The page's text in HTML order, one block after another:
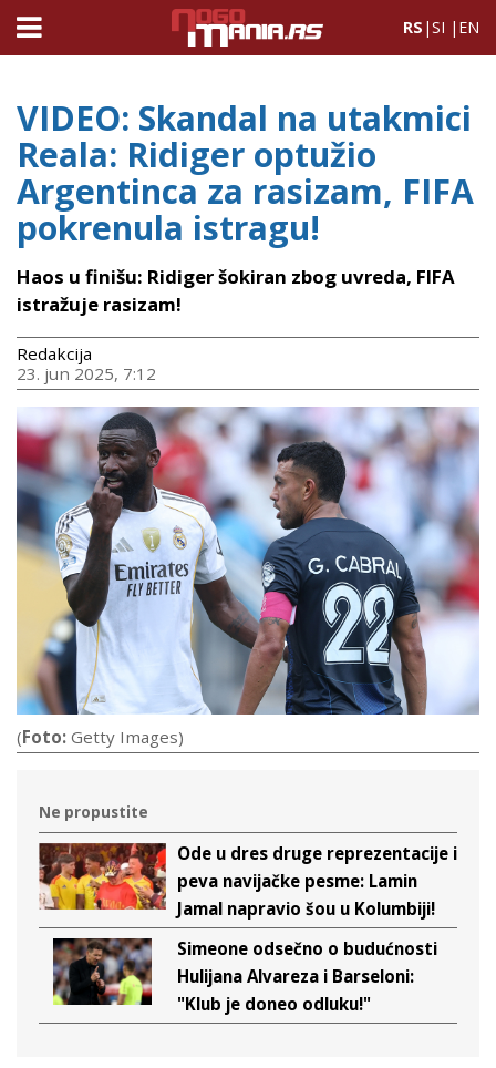
RS |SI | EN
VIDEO: Skandal na utakmici
Reala: Ridiger optužio
Argentinca za rasizam, FIFA
pokrenula istragu!
Haos u finišu: Ridiger šokiran zbog uvreda, FIFA
istražuje rasizam!
Redakcija
23. jun 2025, 7:12
(Foto: Getty Images)
Ne propustite
Ode u dres druge reprezentacije i
peva navijačke pesme: Lamin
Jamal napravio šou u Kolumbiji!
Simeone odsečno o budućnosti
Hulijana Alvareza i Barseloni:
"Klub je doneo odluku!"